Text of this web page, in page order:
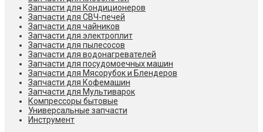
Запчасти для Кондиционеров
Запчасти для СВЧ-печей
Запчасти для чайников
Запчасти для электроплит
Запчасти для пылесосов
Запчасти для водонагревателей
Запчасти для посудомоечных машин
Запчасти для Мясорубок и Блендеров
Запчасти для Кофемашин
Запчасти для Мультиварок
Компрессоры бытовые
Универсальные запчасти
Инструмент